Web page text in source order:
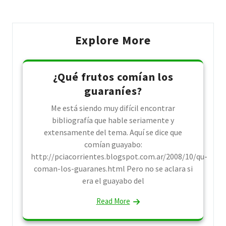
Explore More
¿Qué frutos comían los
guaraníes?
Me está siendo muy difícil encontrar
bibliografía que hable seriamente y
extensamente del tema. Aquí se dice que
comían guayabo:
http://pciacorrientes.blogspot.com.ar/2008/10/qu-
coman-los-guaranes.html Pero no se aclara si
era el guayabo del
Read More